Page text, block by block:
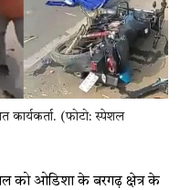
(फोटो: स्पेशल
को ओडिशा के बरगढ़ क्षेत्र के